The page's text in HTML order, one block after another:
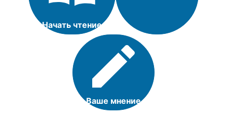
Начать чтение
Ваше мнение